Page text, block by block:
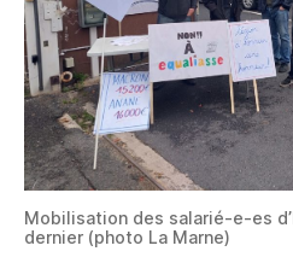
Mobilisation des salarié-e-es
dernier (photo La Marne)